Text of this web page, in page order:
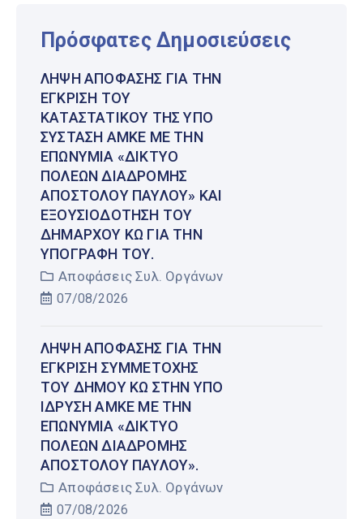
Πρόσφατες Δημοσιεύσεις
ΛΉΨΗ ΑΠΌΦΑΣΗΣ ΓΙΑ ΤΗΝ
ΈΓΚΡΙΣΗ ΤΟΥ
ΚΑΤΑΣΤΑΤΙΚΟΎ ΤΗΣ ΥΠΌ
ΣΎΣΤΑΣΗ ΑΜΚΕ ΜΕ ΤΗΝ
ΕΠΩΝΥΜΊΑ «ΔΊΚΤΥΟ
ΠΌΛΕΩΝ ΔΙΑΔΡΟΜΉΣ
ΑΠΟΣΤΌΛΟΥ ΠΑΎΛΟΥ» ΚΑΙ
ΕΞΟΥΣΙΟΔΌΤΗΣΗ ΤΟΥ
ΔΗΜΆΡΧΟΥ ΚΩ ΓΙΑ ΤΗΝ
ΥΠΟΓΡΑΦΉ ΤΟΥ.
Αποφάσεις Συλ. Οργάνων
07/08/2026
ΛΉΨΗ ΑΠΌΦΑΣΗΣ ΓΙΑ ΤΗΝ
ΈΓΚΡΙΣΗ ΣΥΜΜΕΤΟΧΉΣ
ΤΟΥ ΔΉΜΟΥ ΚΩ ΣΤΗΝ ΥΠΌ
ΊΔΡΥΣΗ ΑΜΚΕ ΜΕ ΤΗΝ
ΕΠΩΝΥΜΊΑ «ΔΊΚΤΥΟ
ΠΌΛΕΩΝ ΔΙΑΔΡΟΜΉΣ
ΑΠΟΣΤΌΛΟΥ ΠΑΎΛΟΥ».
Αποφάσεις Συλ. Οργάνων
07/08/2026